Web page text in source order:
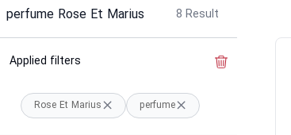
perfume Rose Et Marius 8 Result
Applied filters
Rose Et Marius perfume